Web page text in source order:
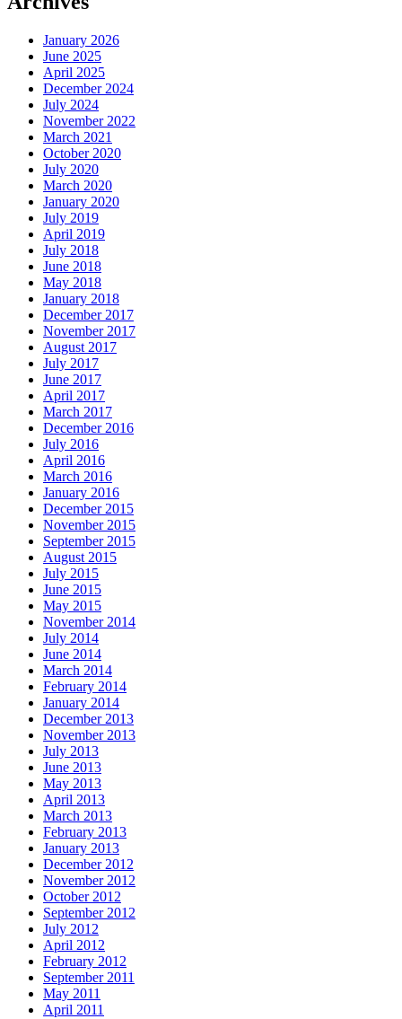
January 2026
June 2025
April 2025
December 2024
July 2024
November 2022
March 2021
October 2020
July 2020
March 2020
January 2020
July 2019
April 2019
July 2018
June 2018
May 2018
January 2018
December 2017
November 2017
August 2017
July 2017
June 2017
April 2017
March 2017
December 2016
July 2016
April 2016
March 2016
January 2016
December 2015
November 2015
September 2015
August 2015
July 2015
June 2015
May 2015
November 2014
July 2014
June 2014
March 2014
February 2014
January 2014
December 2013
November 2013
July 2013
June 2013
May 2013
April 2013
March 2013
February 2013
January 2013
December 2012
November 2012
October 2012
September 2012
July 2012
April 2012
February 2012
September 2011
May 2011
April 2011